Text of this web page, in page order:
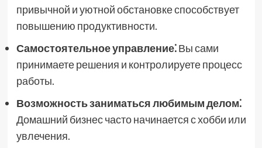
привычной и уютной обстановке способствует
повышению продуктивности.
Самостоятельное управление⁚Вы сами
принимаете решения и контролируете процесс
работы.
Возможность заниматься любимым делом⁚
Домашний бизнес часто начинается с хобби или
увлечения.